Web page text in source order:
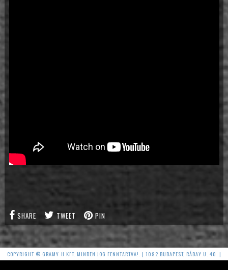
SHARE TWEET PIN
COPYRIGHT © GRAMY-H KFT. MINDEN JOG FENNTARTVA!. | 1092 BUDAPEST, RÁDAY U. 40. |